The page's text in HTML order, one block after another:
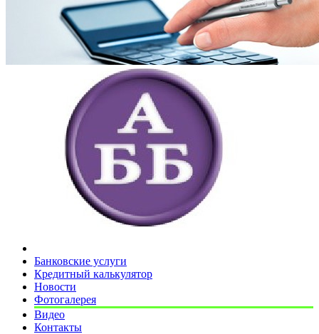
Банковские услуги
Кредитный калькулятор
Новости
Фотогалерея
Видео
Контакты